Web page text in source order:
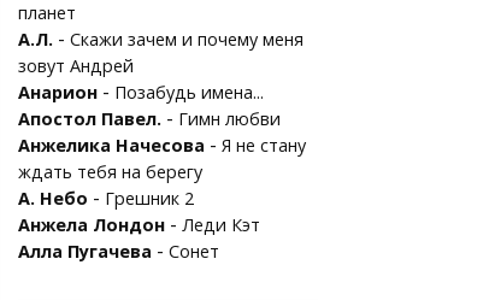
планет
А.Л. - Скажи зачем и почему меня
зовут Андрей
Анарион - Позабудь имена...
Апостол Павел. - Гимн любви
Анжелика Начесова - Я не стану
ждать тебя на берегу
А. Небо - Грешник 2
Анжела Лондон - Леди Кэт
Алла Пугачева - Сонет